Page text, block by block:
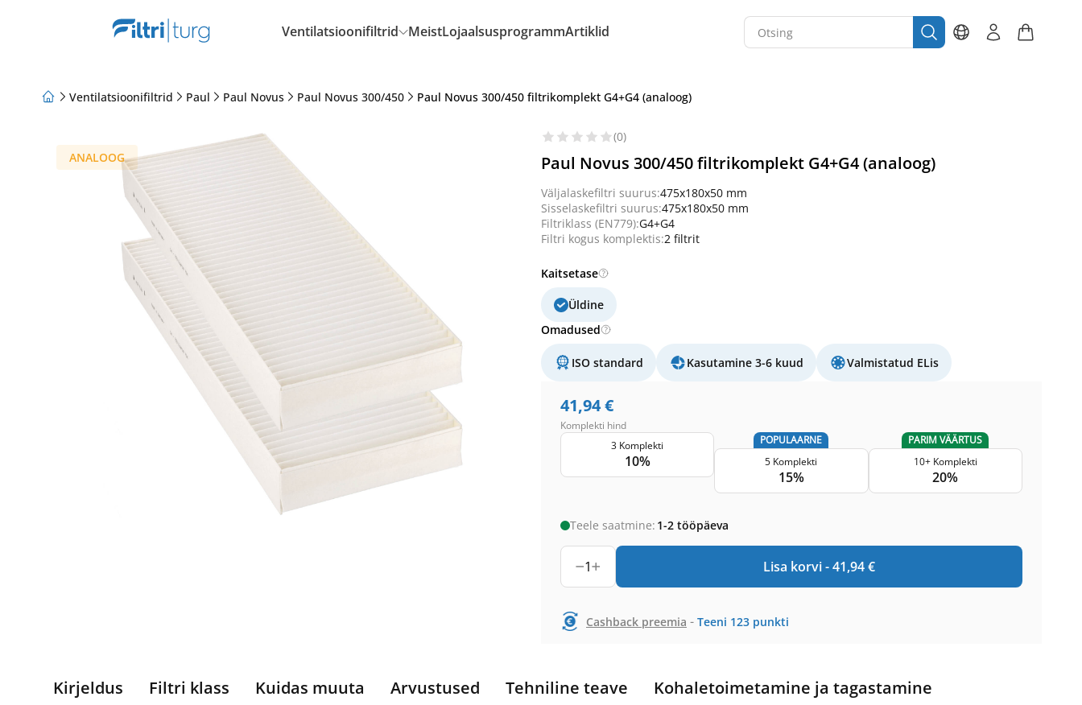
Ventilatsioonifiltrid MeistLojaalsusprogrammArtiklid
Ventilatsioonifiltrid Paul Paul Novus Paul Novus 300/450 Paul Novus 300/450 filtrikomplekt G4+G4 (analoog)
ANALOOG
(0)
Paul Novus 300/450 filtrikomplekt G4+G4 (analoog)
Väljalaskefiltri suurus:475x180x50 mm
Sisselaskefiltri suurus:475x180x50 mm
Filtriklass (EN779):G4+G4
Filtri kogus komplektis:2 filtrit
Kaitsetase
Üldine
Omadused
ISO standard Kasutamine 3-6 kuud Valmistatud ELis
41,94€
Komplekti hind
3 Komplekti
10%
POPULAARNE
5 Komplekti
15%
PARIM VÄÄRTUS
10+ Komplekti
20%
Teele saatmine: 1-2 tööpäeva
1 Lisa korvi -41,94€
Cashback preemia - Teeni 123 punkti
Kirjeldus Filtri klass Kuidas muuta Arvustused Tehniline teave Kohaletoimetamine ja tagastamine